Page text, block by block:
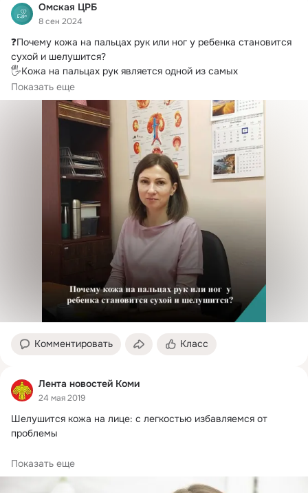
Омская ЦРБ
8 сен 2024
❓Почему кожа на пальцах рук или ног у ребенка становится
сухой и шелушится?
🖐Кожа на пальцах рук является одной из самых
чувствительных...
Показать еще
Комментировать Класс
Лента новостей Коми
24 мая 2019
Шелушится кожа на лице: с легкостью избавляемся от
проблемы
Часто люди мучаются, опускают руки, хотя улучшить
ситуацию порой бывает очень просто.
Показать еще